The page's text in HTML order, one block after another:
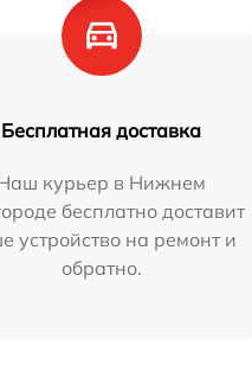
Бесплатная доставка
курьер в Нижнем
бесплатно доставит
устройство на ремонт и
обратно.